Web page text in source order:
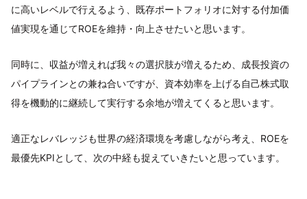
に高いレベルで行えるよう、既存ポートフォリオに対する付加価
値実現を通じてROEを維持・向上させたいと思います。
同時に、収益が増えれば我々の選択肢が増えるため、成長投資の
パイプラインとの兼ね合いですが、資本効率を上げる自己株式取
得を機動的に継続して実行する余地が増えてくると思います。
適正なレバレッジも世界の経済環境を考慮しながら考え、ROEを
最優先KPIとして、次の中経も捉えていきたいと思っています。